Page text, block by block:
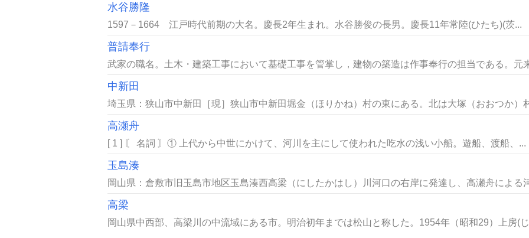
水谷勝隆
1597－1664 江戸時代前期の大名。慶長2年生まれ。水谷勝俊の長男。慶長11年常陸(ひたち)(茨...
普請奉行
武家の職名。土木・建築工事において基礎工事を管掌し，建物の築造は作事奉行の担当である。元
中新田
埼玉県：狭山市中新田［現］狭山市中新田堀金（ほりかね）村の東にある。北は大塚（おおつか）
高瀬舟
[ 1 ] 〘 名詞 〙① 上代から中世にかけて、河川を主にして使われた吃水の浅い小船。遊船、渡船、...
玉島湊
岡山県：倉敷市旧玉島市地区玉島湊西高梁（にしたかはし）川河口の右岸に発達し、高瀬舟による
高梁
岡山県中西部、高梁川の中流域にある市。明治初年までは松山と称した。1954年（昭和29）上房(